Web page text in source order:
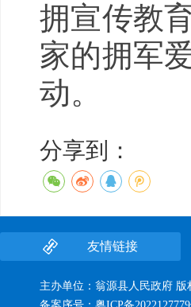
拥宣传教
家的拥军
动。
分享到：
友情链接
主办单位：翁源县人民政